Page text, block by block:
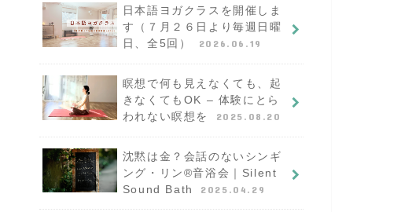
日本語ヨガクラスを開催しま
す（７月２６日より毎週日曜
日、全5回）
2026.06.19
瞑想で何も見えなくても、起
きなくてもOK – 体験にとら
われない瞑想を
2025.08.20
沈黙は金？会話のないシンギ
ング・リン®︎音浴会｜Silent
Sound Bath
2025.04.29